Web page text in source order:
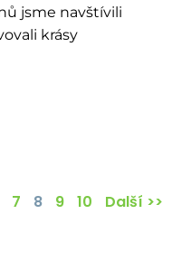
jsme navštívili
krásy
7 8 9 10 Další >>